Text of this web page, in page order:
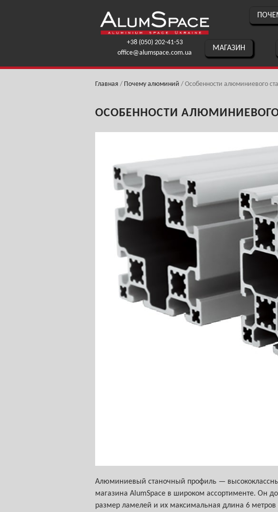
+38 (050) 202-41-53
office@alumspace.com.ua
МАГАЗИН
Главная / Почему алюминий / Особенности алюминиевого
ОСОБЕННОСТИ
Алюминиевый станочный профиль —
магазина AlumSpace в широком ассортименте. Он
размер ламелей и их максимальная длина 6